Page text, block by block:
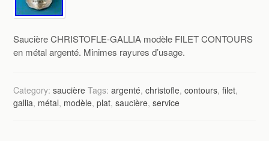
Saucière CHRISTOFLE-GALLIA modèle FILET CONTOURS
en métal argenté. Minimes rayures d’usage.
Category:saucière Tags:argenté,christofle,contours,filet,
gallia, métal, modèle,plat,saucière,service